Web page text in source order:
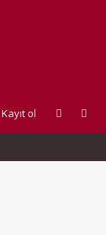
Kayıt ol